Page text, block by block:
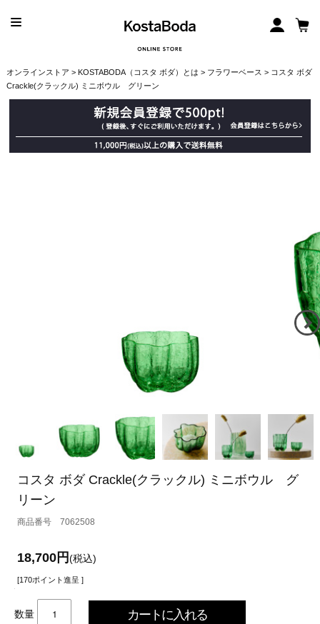
オンラインストア > KOSTABODA（コスタ ボダ）とは > フラワーベース > コスタ ボダ
Crackle(クラックル) ミニボウル グリーン
コスタ ボダ Crackle(クラックル) ミニボウル グ
リーン
7062508
18,700円(税込)
[170ポイント進呈 ]
数量